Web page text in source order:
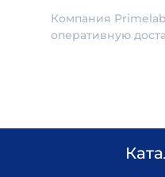
Компания
оперативную